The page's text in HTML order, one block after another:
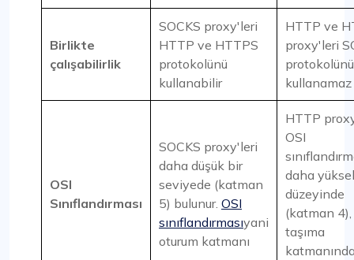
Birlikte
çalışabilirlik
SOCKS proxy'leri
HTTP ve HTTPS
protokolünü
kullanabilir
HTTP ve
proxy'leri
protokolünü
kullanamaz
OSI
Sınıflandırması
SOCKS proxy'leri
daha düşük bir
seviyede (katman
5) bulunur. OSI
sınıflandırmasıyani
oturum katmanı
HTTP
OSI
daha
düzeyinde
(katman
taşıma